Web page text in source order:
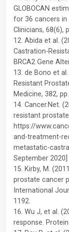
GLOBOCAN
for 36 cancers in
Clinicians, 68(6),
12. Abida et al.
Castration-
BRCA2 Gene
13. de Bono et
Resistant
Medicine, 382,
14. Cancer.Net.
resistant
https://
and-treatment-
metastatic-
September 2020]
15. Kirby, M.
prostate cancer
International
1192.
16. Wu J, et al.
response.